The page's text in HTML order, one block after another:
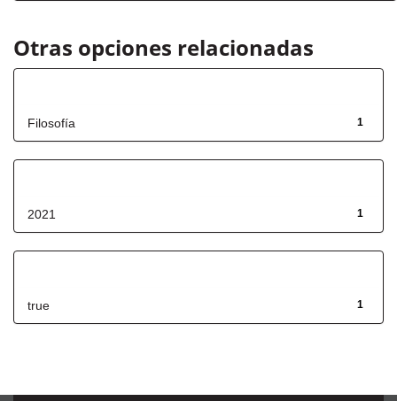
Otras opciones relacionadas
1
Filosofía
1
2021
1
true